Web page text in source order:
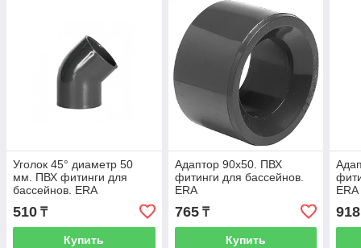
Уголок 45° диаметр 50
мм. ПВХ фитинги для
бассейнов. ERA
510 ₸
Купить
Адаптор 90х50. ПВХ
фитинги для бассейнов.
ERA
765₸
Купить
ERA
918